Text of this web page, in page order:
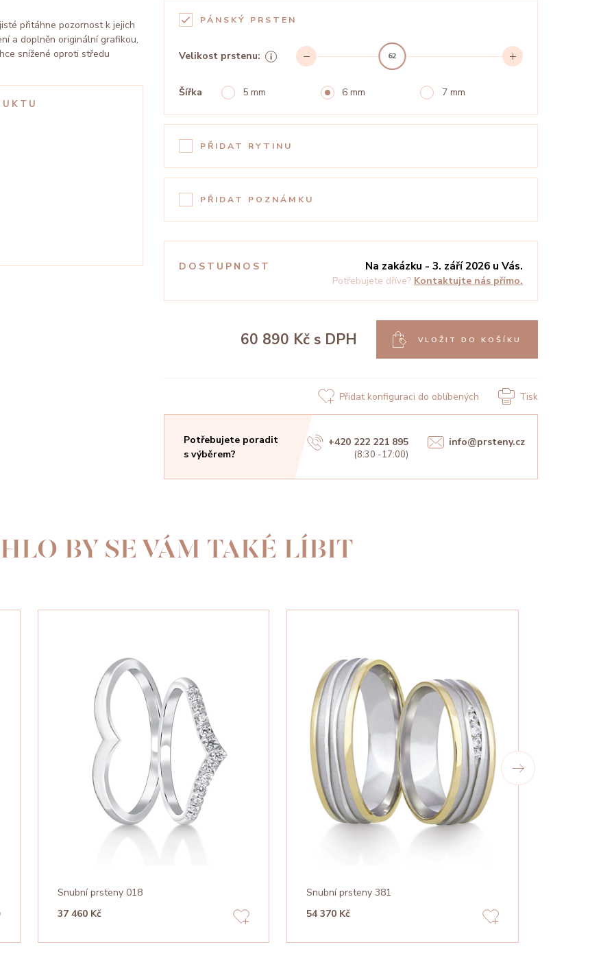
přitáhne pozornost k jejich
a doplněn originální grafikou,
snížené oproti středu
PÁNSKÝ PRSTEN
Velikost prstenu: 62
Šířka 5 mm 6 mm 7 mm
PŘIDAT RYTINU
PŘIDAT POZNÁMKU
DOSTUPNOST Na zakázku - 3. září 2026 u Vás.
Potřebujete dříve? Kontaktujte nás přímo.
60 890 Kč s DPH VLOŽIT DO KOŠÍKU
Přidat konfiguraci do oblíbených Tisk
Potřebujete poradit
s výběrem?
+420 222 221 895
(8:30 -17:00)
info@prsteny.cz
BY SE VÁM TAKÉ LÍBIT
Snubní prsteny 018
37 460 Kč
Snubní prsteny 381
54 370 Kč